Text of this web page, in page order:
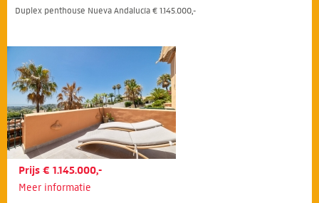
Duplex penthouse Nueva Andalucía € 1.145.000,-
Prijs € 1.145.000,-
Meer informatie